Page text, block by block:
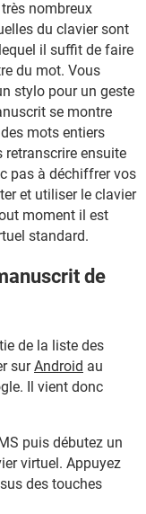
nombreux
du clavier sont
il suffit de faire
du mot. Vous
stylo pour un geste
se montre
mots entiers
retranscrire ensuite
pas à déchiffrer vos
et utiliser le clavier
moment il est
standard.
de
de la liste des
surAndroid au
Il vient donc
puis débutez un
virtuel. Appuyez
des touches